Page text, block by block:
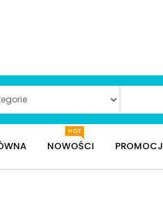
NOWOŚCI
HOT